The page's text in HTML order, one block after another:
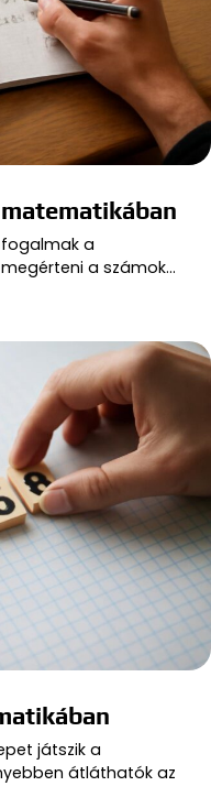
fogalmak a
a számok…
játszik a
átláthatók az